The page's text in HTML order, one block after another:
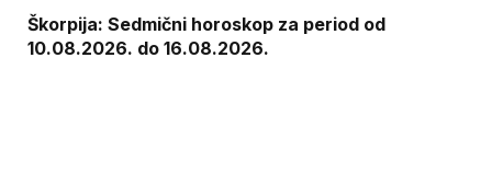
Škorpija: Sedmični horoskop za period od
10.08.2026. do 16.08.2026.